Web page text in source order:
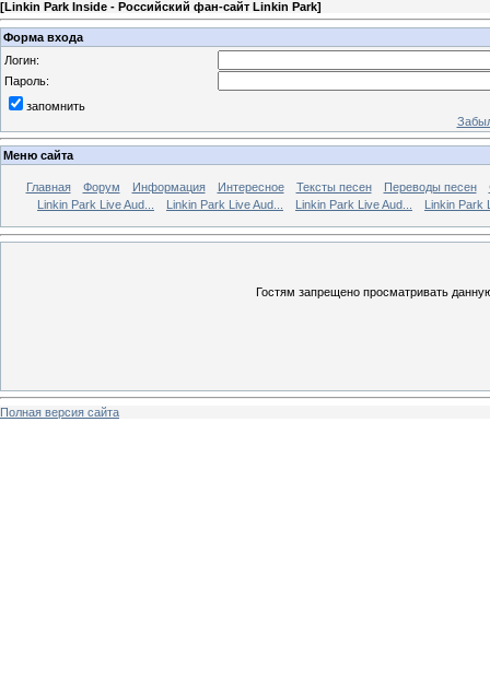
[Linkin Park Inside - Российский фан-сайт Linkin Park]
Форма входа
Логин:
Пароль:
запомнить
Меню сайта
Главная Форум Информация Интересное Тексты песен Переводы песен
Linkin Park Live Aud...
Linkin Park Live Aud... Linkin Park Live Aud... Linkin Park
Гостям запрещено просматривать
Полная версия сайта